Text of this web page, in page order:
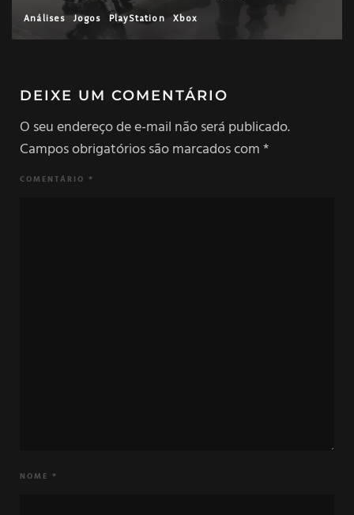
Análises Jogos PlayStation
DEIXE UM COMENTÁRIO
O seu endereço de e-mail não será publicado.
Campos obrigatórios são marcados com*
COMENTÁRIO *
NOME *